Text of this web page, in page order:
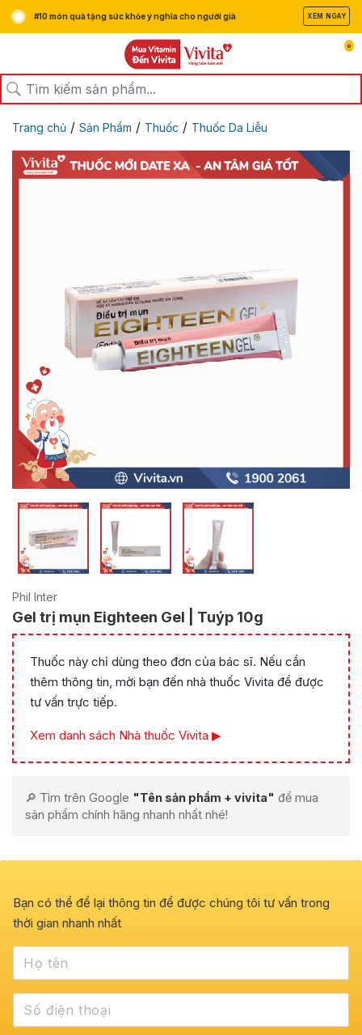
#10 món quà tặng sức khỏe ý nghĩa cho người già XEM NGAY
0
Trang chủ / Sản Phẩm / Thuốc / Thuốc Da Liễu
Phil Inter
Gel trị mụn Eighteen Gel | Tuýp 10g
Thuốc này chỉ dùng theo đơn của bác sĩ. Nếu cần
thêm thông tin, mời bạn đến nhà thuốc Vivita để được
tư vấn trực tiếp.
Xem danh sách Nhà thuốc Vivita ▶
🔎 Tìm trên Google "Tên sản phẩm + vivita" để mua
sản phẩm chính hãng nhanh nhất nhé!
Bạn có thể để lại thông tin để được chúng tôi tư vấn trong
thời gian nhanh nhất